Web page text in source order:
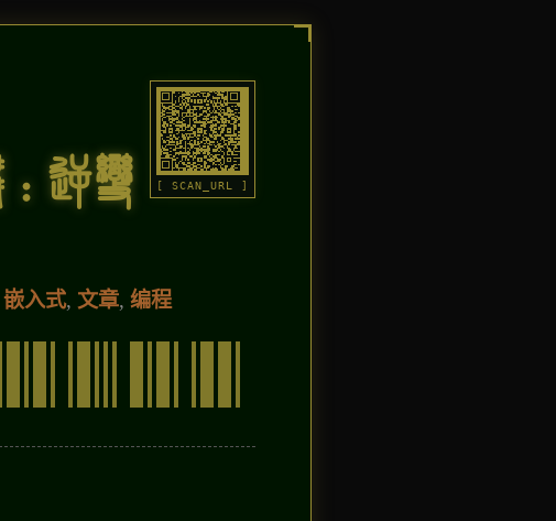
逆变
[ SCAN_URL ]
嵌入式, 文章, 编程